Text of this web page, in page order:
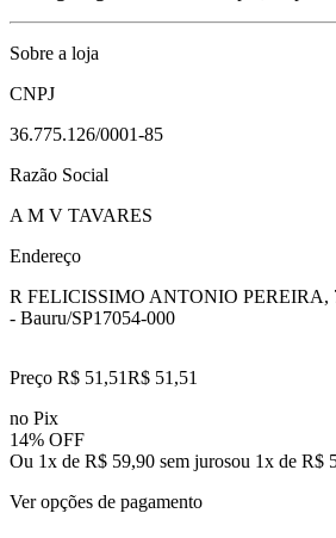
Sobre a loja
CNPJ
36.775.126/0001-85
Razão Social
A M V TAVARES
Endereço
R FELICISSIMO ANTONIO PEREIRA,
- Bauru/SP17054-000
Preço R$ 51,51R$ 51 ,51
no Pix
14% OFF
Ou 1x de R$ 59,90 sem jurosou 1x de R$
Ver opções de pagamento